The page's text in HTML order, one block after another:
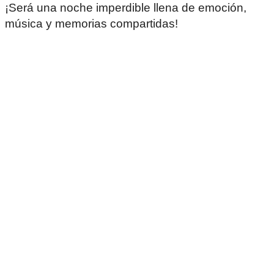
¡Será una noche imperdible llena de emoción,
música y memorias compartidas!